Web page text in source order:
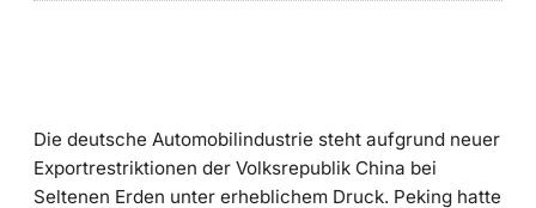
Die deutsche Automobilindustrie steht aufgrund neuer
Exportrestriktionen der Volksrepublik China bei
Seltenen Erden unter erheblichem Druck. Peking hatte